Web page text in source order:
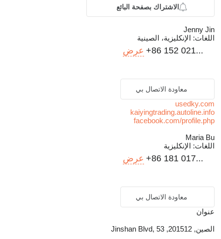
الاشتراك بصفحة البائع
Jenny Jin
اللغات: الإنكليزية، الصينية
+86 152 021... عرض
معاودة الاتصال بي
usedky.com
kaiyingtrading.autoline.info
facebook.com/profile.php
Maria Bu
اللغات: الإنكليزية
+86 181 017... عرض
معاودة الاتصال بي
عنوان
الصين, 201512, Jinshan Blvd, 53